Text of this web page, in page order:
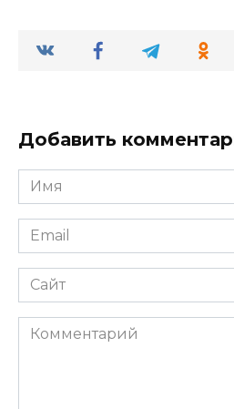
Добавить
Имя
*
Email
*
Сайт
Комментарий